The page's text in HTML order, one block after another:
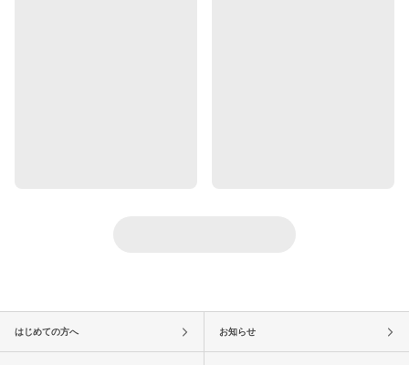
はじめての方へ お知らせ